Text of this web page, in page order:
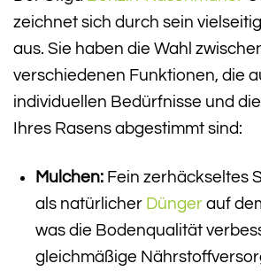
zeichnet sich durch sein
aus. Sie haben die Wahl
verschiedenen Funktionen, die
individuellen Bedürfnisse und
Ihres Rasens abgestimmt sind:
Mulchen:Fein zerhäckseltes
als natürlicher Düngerauf
was die Bodenqualität
gleichmäßige